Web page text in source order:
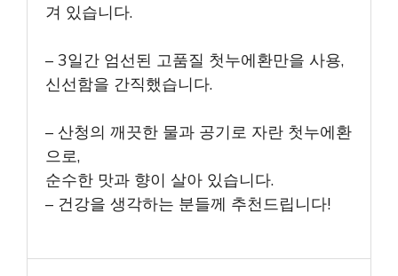
겨 있습니다.
– 3일간 엄선된 고품질 첫누에환만을 사용,
신선함을 간직했습니다.
– 산청의 깨끗한 물과 공기로 자란 첫누에환
으로,
순수한 맛과 향이 살아 있습니다.
– 건강을 생각하는 분들께 추천드립니다!